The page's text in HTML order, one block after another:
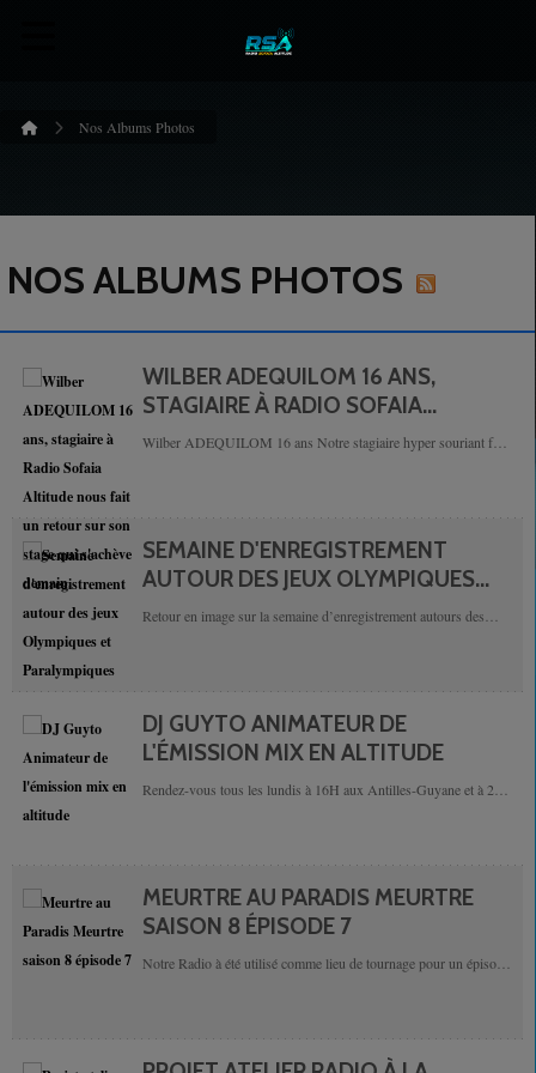
Nos Albums Photos
NOS ALBUMS PHOTOS
WILBER ADEQUILOM 16 ANS,
STAGIAIRE À RADIO SOFAIA
ALTITUDE NOUS FAIT UN RETOUR
Wilber ADEQUILOM 16 ans Notre stagiaire hyper souriant fait
SEMAINE D'ENREGISTREMENT
AUTOUR DES JEUX OLYMPIQUES
ET PARALYMPIQUES
Retour en image sur la semaine d’enregistrement autours des
DJ GUYTO ANIMATEUR DE
L'ÉMISSION MIX EN ALTITUDE
Rendez-vous tous les lundis à 16H aux Antilles-Guyane et à 21h
MEURTRE AU PARADIS MEURTRE
SAISON 8 ÉPISODE 7
Notre Radio à été utilisé comme lieu de tournage pour un épisode